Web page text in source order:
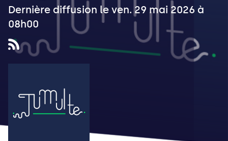
Dernière diffusion le ven. 29 mai 2026 à
08h00